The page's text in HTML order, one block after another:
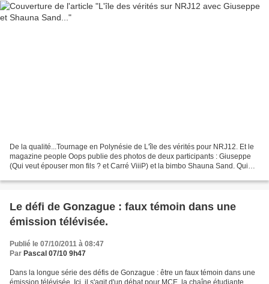
De la qualité...Tournage en Polynésie de L'île des vérités pour NRJ12. Et le
magazine people Oops publie des photos de deux participants : Giuseppe
(Qui veut épouser mon fils ? et Carré ViiiP) et la bimbo Shauna Sand. Qui
Le défi de Gonzague : faux témoin dans une
émission télévisée.
Publié le 07/10/2011 à 08:47
Par Pascal 07/10 9h47
Dans la longue série des défis de Gonzague : être un faux témoin dans une
émission télévisée. Ici, il s'agit d'un débat pour MCE, la chaîne étudiante.